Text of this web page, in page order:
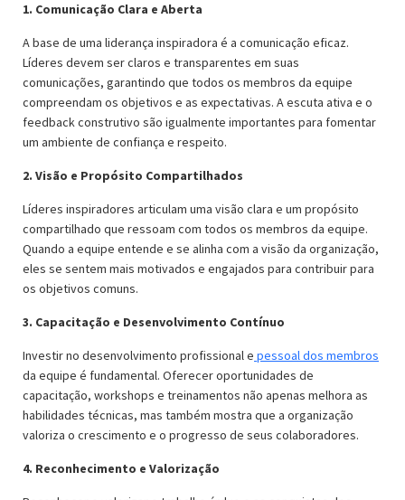
1. Comunicação Clara e Aberta
A base de uma liderança inspiradora é a comunicação eficaz.
Líderes devem ser claros e transparentes em suas
comunicações, garantindo que todos os membros da equipe
compreendam os objetivos e as expectativas. A escuta ativa e o
feedback construtivo são igualmente importantes para fomentar
um ambiente de confiança e respeito.
2. Visão e Propósito Compartilhados
Líderes inspiradores articulam uma visão clara e um propósito
compartilhado que ressoam com todos os membros da equipe.
Quando a equipe entende e se alinha com a visão da organização,
eles se sentem mais motivados e engajados para contribuir para
os objetivos comuns.
3. Capacitação e Desenvolvimento Contínuo
Investir no desenvolvimento profissional e pessoal dos membros
da equipe é fundamental. Oferecer oportunidades de
capacitação, workshops e treinamentos não apenas melhora as
habilidades técnicas, mas também mostra que a organização
valoriza o crescimento e o progresso de seus colaboradores.
4. Reconhecimento e Valorização